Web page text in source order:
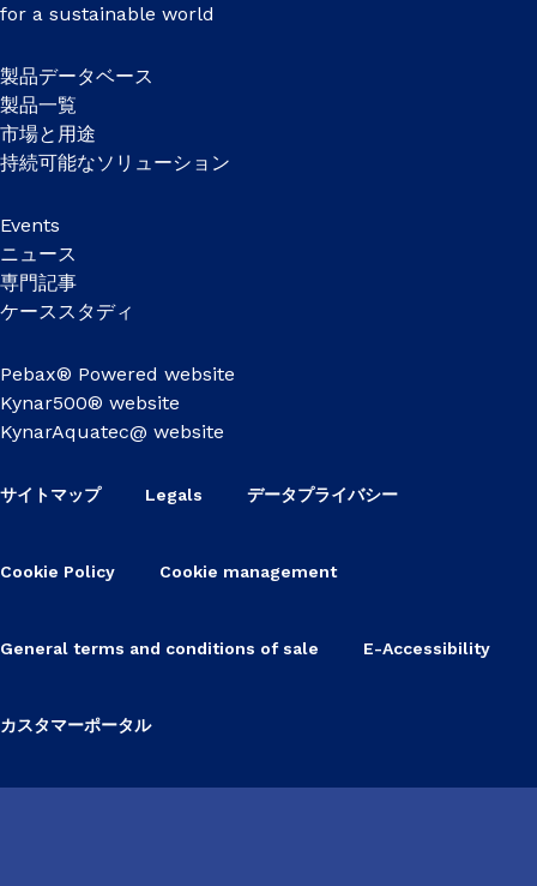
for a sustainable world
製品データベース
製品一覧
市場と用途
持続可能なソリューション
Events
ニュース
専門記事
ケーススタディ
Pebax® Powered website
Kynar500® website
KynarAquatec@ website
サイトマップ Legals データプライバシー
Cookie Policy Cookie management
General terms and conditions of sale E-Accessibility
カスタマーポータル